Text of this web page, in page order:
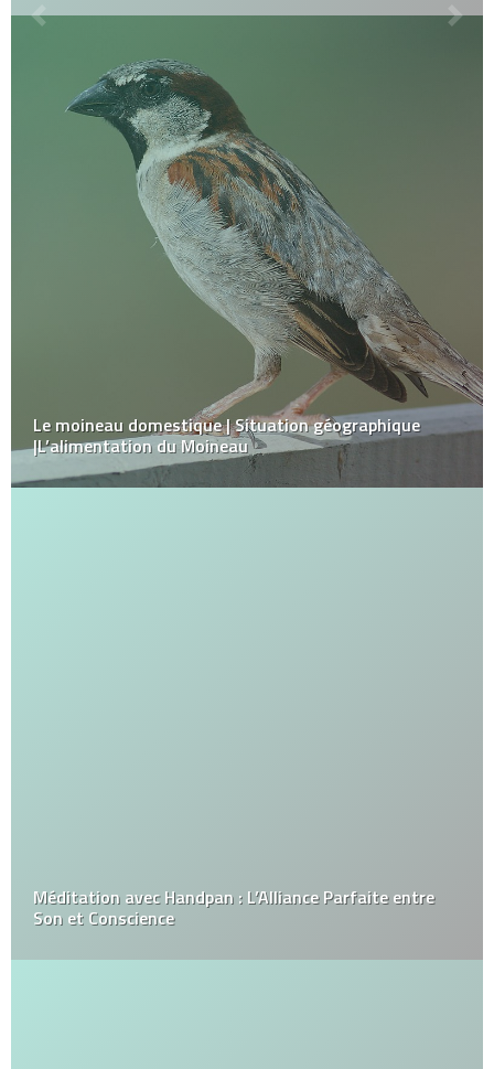
Le moineau domestique | Situation géographique
|L’alimentation du Moineau
Méditation avec Handpan : L’Alliance Parfaite entre
Son et Conscience